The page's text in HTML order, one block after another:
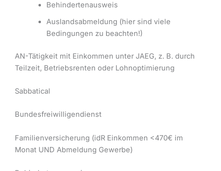
Behindertenausweis
Auslandsabmeldung (hier sind viele
Bedingungen zu beachten!)
AN-Tätigkeit mit Einkommen unter JAEG, z. B. durch
Teilzeit, Betriebsrenten oder Lohnoptimierung
Sabbatical
Bundesfreiwilligendienst
Familienversicherung (idR Einkommen <470€ im
Monat UND Abmeldung Gewerbe)